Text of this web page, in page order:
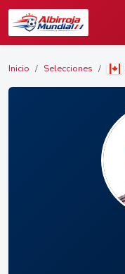
Inicio Selecciones